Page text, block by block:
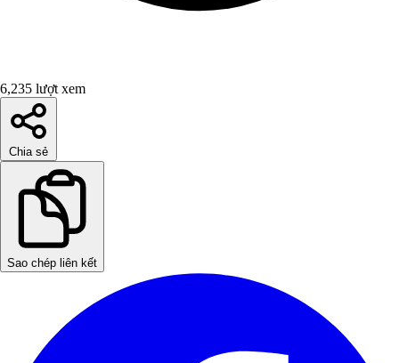
6,235 lượt xem
Chia sẻ
Sao chép liên kết